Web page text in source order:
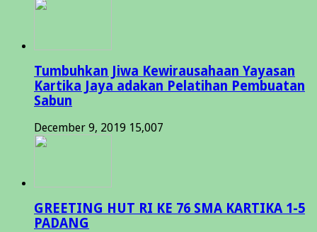
Tumbuhkan Jiwa Kewirausahaan Yayasan
Kartika Jaya adakan Pelatihan Pembuatan
Sabun
December 9, 2019 15,007
GREETING HUT RI KE 76 SMA KARTIKA 1-5
PADANG